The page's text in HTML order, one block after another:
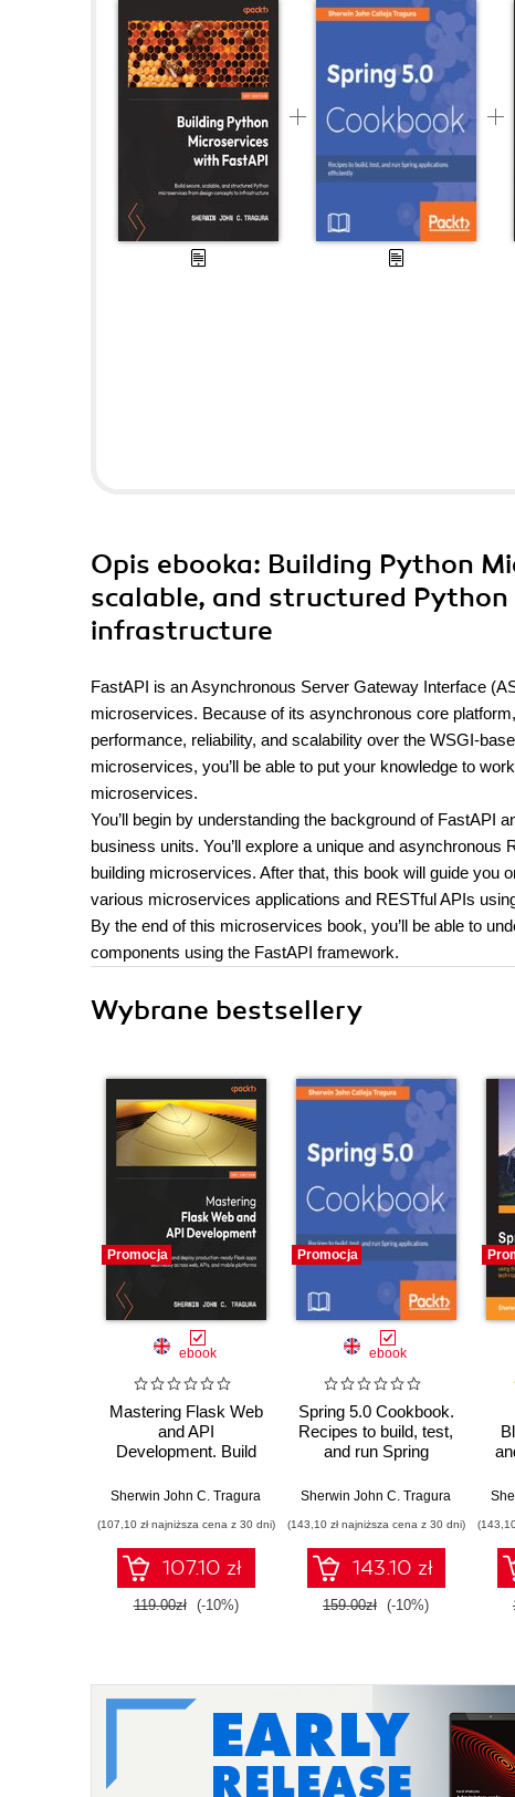
Opis ebooka: Building Python
scalable, and structured
infrastructure
FastAPI is an Asynchronous Server Gateway Interface
microservices. Because of its asynchronous core
performance, reliability, and scalability over the WSGI-
microservices, you’ll be able to put your knowledge to
microservices.
You’ll begin by understanding the background of FastAPI
business units. You’ll explore a unique and
building microservices. After that, this book will guide you
various microservices applications and RESTful APIs
By the end of this microservices book, you’ll be able to
components using the FastAPI framework.
Wybrane bestsellery
Promocja
ebook
Mastering Flask Web
and API
Development. Build
production-ready
seamlessly across
web, APIs, and
mobile platforms
Sherwin John C. Tragura
(107,10 zł najniższa cena z 30 dni)
107.10 zł
119.00zł (-10%)
Promocja
ebook
Spring 5.0 Cookbook.
Recipes to build, test,
and run Spring
Sherwin John C. Tragura
(143,10 zł najniższa cena z 30 dni)
143.10 zł
159.00zł (-10%)